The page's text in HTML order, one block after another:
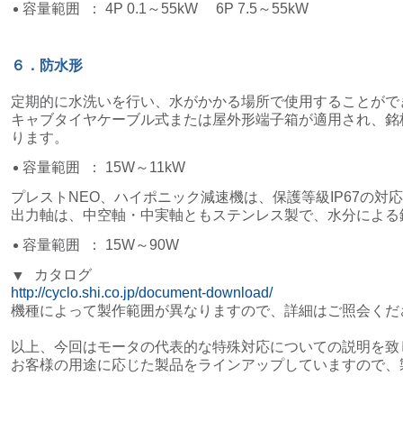
容量範囲
： 4P 0.1～55kW 6P 7.5～55kW
６．防水形
定期的に水洗いを行い、水がかかる場所で使用することが
キャブタイヤケーブル式または屋外形端子箱が適用され、
ります。
容量範囲
： 15W～11kW
プレストNEO、ハイポニック減速機は、保護等級IP67の対
出力軸は、中空軸・中実軸ともステンレス製で、水分によ
容量範囲
： 15W～90W
▼
カタログ
http://cyclo.shi.co.jp/document-download/
機種によって製作範囲が異なりますので、詳細はご照会くだ
以上、今回はモータの代表的な特殊対応についての説明を
お客様の用途に応じた製品をラインアップしていますので